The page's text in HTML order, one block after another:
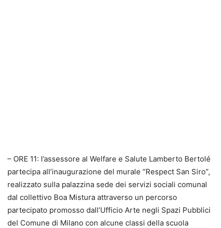
– ORE 11: l’assessore al Welfare e Salute Lamberto Bertolé
partecipa all’inaugurazione del murale “Respect San Siro”,
realizzato sulla palazzina sede dei servizi sociali comunal
dal collettivo Boa Mistura attraverso un percorso
partecipato promosso dall’Ufficio Arte negli Spazi Pubblici
del Comune di Milano con alcune classi della scuola